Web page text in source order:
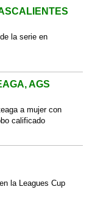
la serie en
AGS
a mujer con
calificado
la Leagues Cup